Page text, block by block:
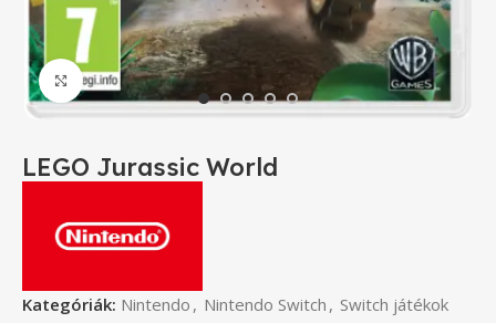
Click to enlarge
LEGO Jurassic World
Kategóriák: Nintendo , Nintendo Switch , Switch játékok